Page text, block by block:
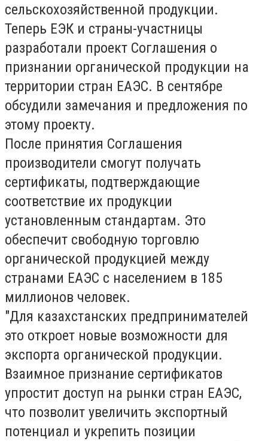
сельскохозяйственной продукции.
Теперь ЕЭК и страны-участницы
разработали проект Соглашения о
признании органической продукции на
территории стран ЕАЭС. В сентябре
обсудили замечания и предложения по
этому проекту.
После принятия Соглашения
производители смогут получать
сертификаты, подтверждающие
соответствие их продукции
установленным стандартам. Это
обеспечит свободную торговлю
органической продукцией между
странами ЕАЭС с населением в 185
миллионов человек.
"Для казахстанских предпринимателей
это откроет новые возможности для
экспорта органической продукции.
Взаимное признание сертификатов
упростит доступ на рынки стран ЕАЭС,
что позволит увеличить экспортный
потенциал и укрепить позиции